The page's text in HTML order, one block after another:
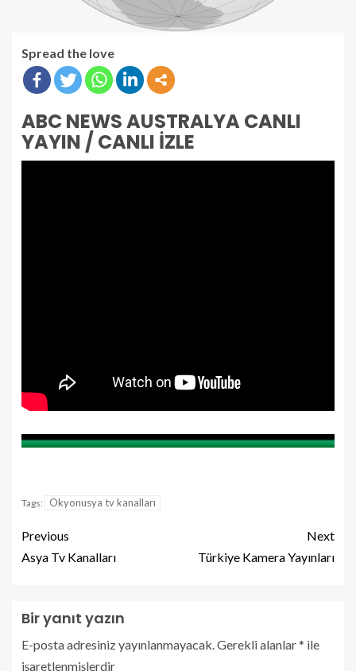
Spread the love
ABC NEWS AUSTRALYA CANLI
YAYIN / CANLI İZLE
Tags: Okyonusya tv kanalları
Previous
Asya Tv Kanalları
Next
Türkiye Kamera Yayınları
Bir yanıt yazın
E-posta adresiniz yayınlanmayacak.Gerekli alanlar* ile
işaretlenmişlerdir